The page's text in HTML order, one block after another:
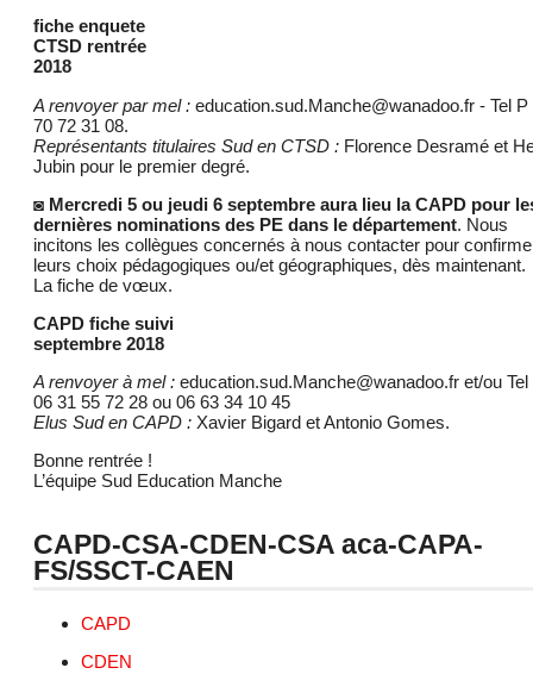
fiche enquete
CTSD rentrée
2018
A renvoyer par mel : education.sud.Manche@wanadoo.fr - Tel P
70 72 31 08.
Représentants titulaires Sud en CTSD : Florence Desramé et
Jubin pour le premier degré.
◙ Mercredi 5 ou jeudi 6 septembre aura lieu la CAPD pour
dernières nominations des PE dans le département. Nous
incitons les collègues concernés à nous contacter pour
leurs choix pédagogiques ou/et géographiques, dès maintenant.
La fiche de vœux.
CAPD fiche suivi
septembre 2018
A renvoyer à mel : education.sud.Manche@wanadoo.fr et/ou Tel
06 31 55 72 28 ou 06 63 34 10 45
Elus Sud en CAPD : Xavier Bigard et Antonio Gomes.
Bonne rentrée !
L’équipe Sud Education Manche
CAPD-CSA-CDEN-CSA aca-CAPA-
FS/SSCT-CAEN
CAPD
CDEN